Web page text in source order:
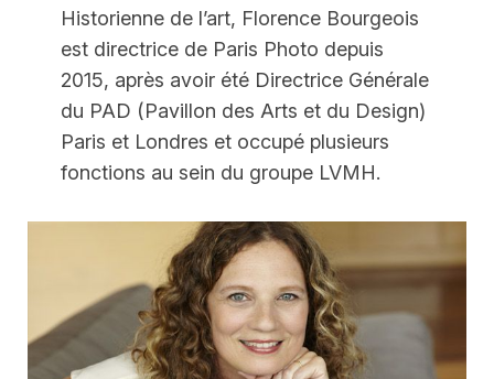
Historienne de l’art, Florence Bourgeois
est directrice de Paris Photo depuis
2015, après avoir été Directrice Générale
du PAD (Pavillon des Arts et du Design)
Paris et Londres et occupé plusieurs
fonctions au sein du groupe LVMH.